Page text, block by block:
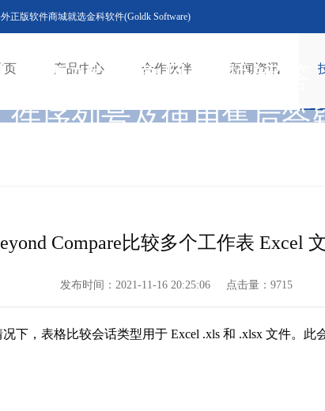
正版软件商城就选金科软件(Goldk Software)
页 产品中心 合作伙伴 新闻资讯
正版软件常见问题解答
件序列号及使用售后答
Compare比较多个工作表 Excel
发布时间：2021-11-16 20:25:06 点击量： 9715
下，表格比较会话类型用于 Excel .xls 和 .xlsx 文件。此